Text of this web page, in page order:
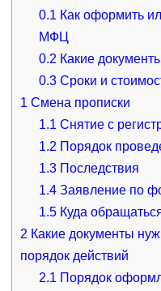
0.1 Как оформить
МФЦ
0.2 Какие
0.3 Сроки и
1 Смена прописки
1.1 Снятие с
1.2 Порядок
1.3 Последствия
1.4 Заявление по
1.5 Куда
2 Какие документы
порядок действий
2.1 Порядок